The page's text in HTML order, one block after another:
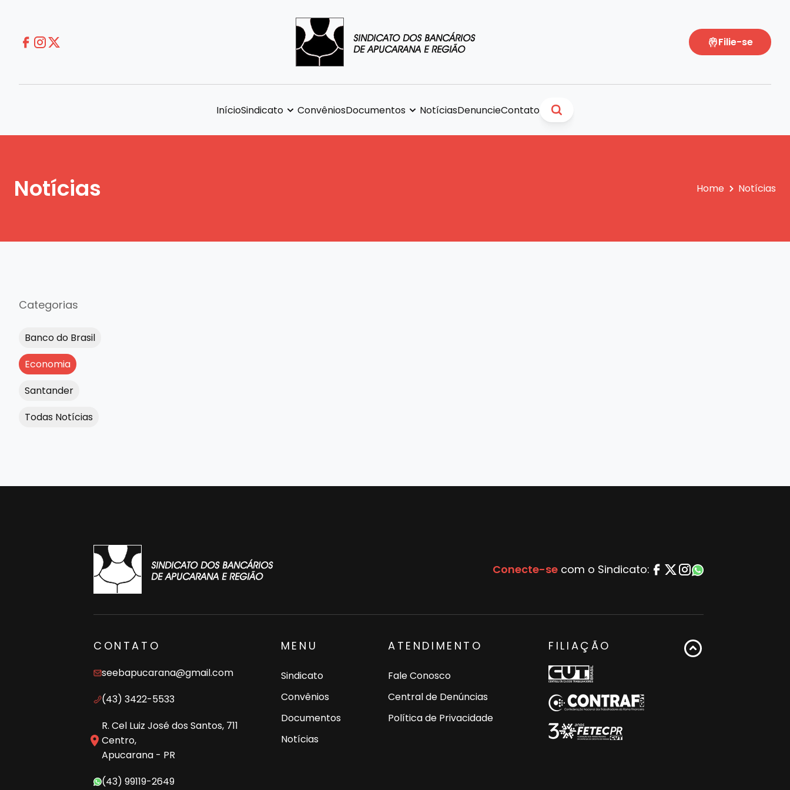
Filie-se
InícioSindicato ConvêniosDocumentos NotíciasDenuncieContato
Notícias Home Notícias
Categorias
Banco do Brasil
Economia
Santander
Todas Notícias
Conecte-se com o Sindicato:
CONTATO
seebapucarana@gmail.com
(43) 3422-5533
R. Cel Luiz José dos Santos, 711
Centro,
Apucarana - PR
(43) 99119-2649
MENU
Sindicato
Convênios
Documentos
Notícias
ATENDIMENTO
Fale Conosco
Central de Denúncias
Política de Privacidade
FILIAÇÃO